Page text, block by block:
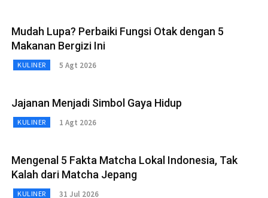
Mudah Lupa? Perbaiki Fungsi Otak dengan 5
Makanan Bergizi Ini
KULINER 5 Agt 2026
Jajanan Menjadi Simbol Gaya Hidup
KULINER 1 Agt 2026
Mengenal 5 Fakta Matcha Lokal Indonesia, Tak
Kalah dari Matcha Jepang
KULINER 31 Jul 2026